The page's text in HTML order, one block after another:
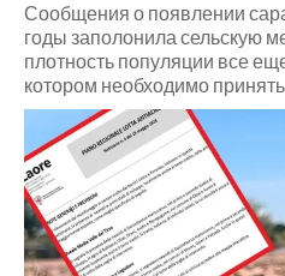
SPORT
RISULTATI E CLASSIFICHE
CALCIO
CALCIO REGIONALE
BASKET
VOLLEY
MOTORI
Сообщения о появлении
годы заполонила сельскую
плотность популяции все
котором необходимо